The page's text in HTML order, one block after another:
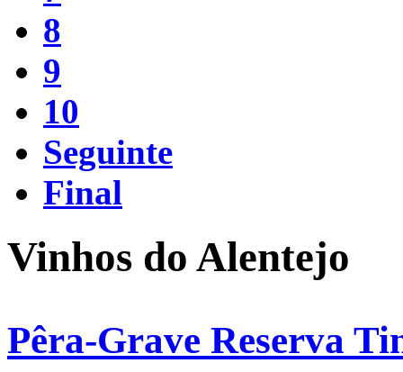
8
9
10
Seguinte
Final
Vinhos do Alentejo
Pêra-Grave Reserva